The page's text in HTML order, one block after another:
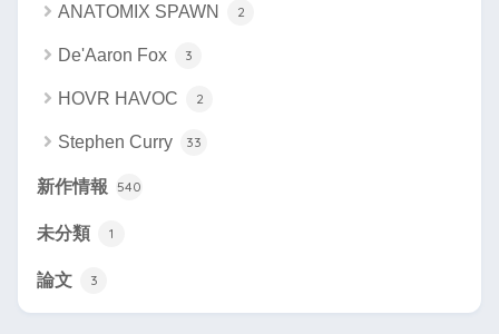
ANATOMIX SPAWN 2
De'Aaron Fox 3
HOVR HAVOC 2
Stephen Curry 33
新作情報 540
未分類 1
論文 3